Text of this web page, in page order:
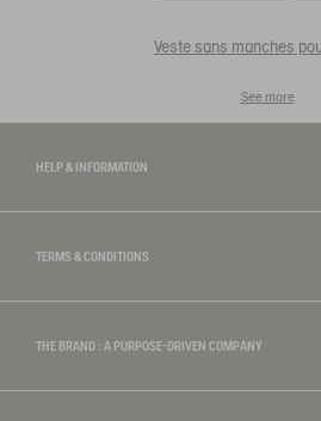
Veste sans manches
See more
HELP & INFORMATION
TERMS & CONDITIONS
THE BRAND : A PURPOSE-DRIVEN COMPANY